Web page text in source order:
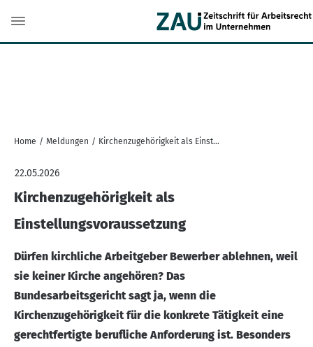
Home / Meldungen / Kirchenzugehörigkeit als Einstellungsvoraussetzung
22.05.2026
Kirchenzugehörigkeit als
Einstellungsvoraussetzung
Dürfen kirchliche Arbeitgeber Bewerber ablehnen, weil
sie keiner Kirche angehören? Das
Bundesarbeitsgericht sagt ja, wenn die
Kirchenzugehörigkeit für die konkrete Tätigkeit eine
gerechtfertigte berufliche Anforderung ist. Besonders